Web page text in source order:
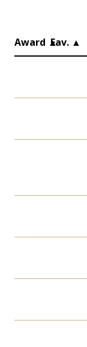
Award ▲
Fav. ▲